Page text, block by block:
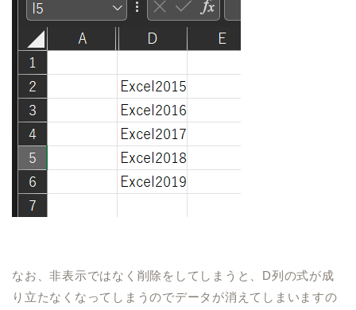
なお、非表示ではなく削除をしてしまうと、 D列の式が成
り立たなくなってしまうのでデータが消えてしまいますの